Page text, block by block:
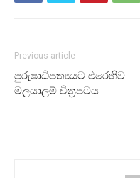
Previous article
පුරුෂාධිපත්‍යයට එරෙහිව
මලයාලම් චිත්‍රපටය